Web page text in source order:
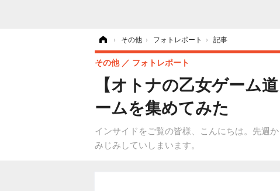
› その他 › フォトレポート › 記事
【オトナの乙女ゲーム
ームを集めてみた
インサイドをご覧の皆様、こんにちは。先週
みじみしていしまいます。
その他 フォトレポート